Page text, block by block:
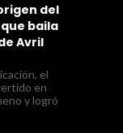
del
baila
Avril
el
en
y logró